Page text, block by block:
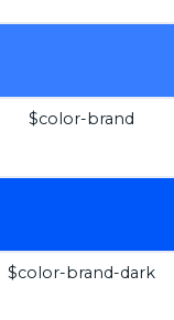
$color-brand
$color-brand-dark